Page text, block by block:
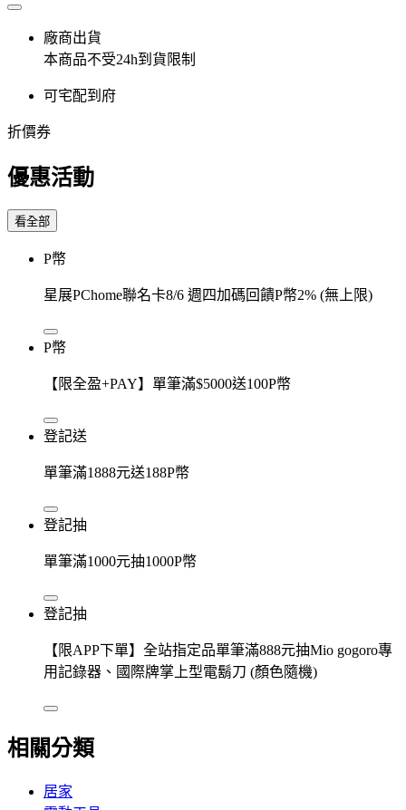
廠商出貨
本商品不受24h到貨限制
可宅配到府
折價券
優惠活動
看全部
P幣
星展PChome聯名卡8/6 週四加碼回饋P幣2% (無上限)
P幣
【限全盈+PAY】單筆滿$5000送100P幣
登記送
單筆滿1888元送188P幣
登記抽
單筆滿1000元抽1000P幣
登記抽
【限APP下單】全站指定品單筆滿888元抽Mio gogoro專
用記錄器、國際牌掌上型電鬍刀 (顏色隨機)
相關分類
居家